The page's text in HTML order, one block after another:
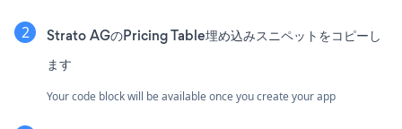
Strato AGのPricing Table埋め込みスニペットをコピーし
ます
Your code block will be available once you create your app